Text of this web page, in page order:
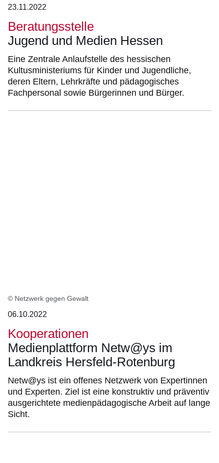
23.11.2022
Beratungsstelle
Jugend und Medien Hessen
Eine Zentrale Anlaufstelle des hessischen
Kultusministeriums für Kinder und Jugendliche,
deren Eltern, Lehrkräfte und pädagogisches
Fachpersonal sowie Bürgerinnen und Bürger.
© Netzwerk gegen Gewalt
06.10.2022
Kooperationen
Medienplattform Netw@ys im
Landkreis Hersfeld-Rotenburg
Netw@ys ist ein offenes Netzwerk von Expertinnen
und Experten. Ziel ist eine konstruktiv und präventiv
ausgerichtete medienpädagogische Arbeit auf lange
Sicht.